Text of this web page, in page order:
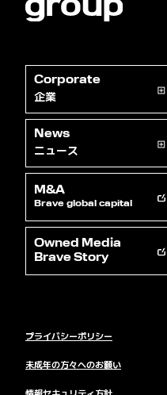
Corporate
企業
News
ニュース
M&A
Brave global capital
Owned Media
Brave Story
プライバシーポリシー
未成年の方々へのお願い